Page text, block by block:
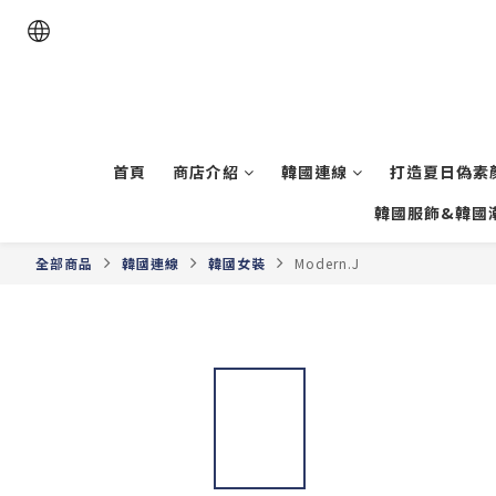
首頁 商店介紹 韓國連線
打造夏日偽
韓國服飾&韓國
全部商品 韓國連線 韓國女裝 Modern.J